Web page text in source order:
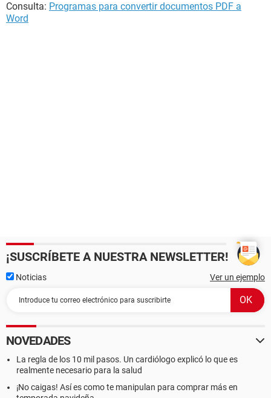
Consulta: Programas para convertir documentos PDF a
Word
¡SUSCRÍBETE A NUESTRA NEWSLETTER!
Noticias Ver un ejemplo
NOVEDADES
La regla de los 10 mil pasos. Un cardiólogo explicó lo que es
realmente necesario para la salud
¡No caigas! Así es como te manipulan para comprar más en